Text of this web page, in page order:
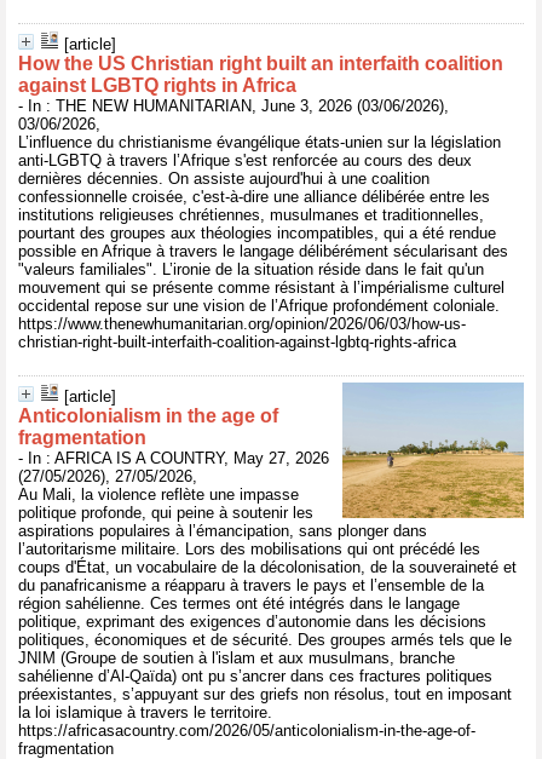
[article]
How the US Christian right built an interfaith coalition
against LGBTQ rights in Africa
- In : THE NEW HUMANITARIAN, June 3, 2026 (03/06/2026),
03/06/2026,
L’influence du christianisme évangélique états-unien sur la législation
anti-LGBTQ à travers l’Afrique s'est renforcée au cours des deux
dernières décennies. On assiste aujourd'hui à une coalition
confessionnelle croisée, c'est-à-dire une alliance délibérée entre les
institutions religieuses chrétiennes, musulmanes et traditionnelles,
pourtant des groupes aux théologies incompatibles, qui a été rendue
possible en Afrique à travers le langage délibérément sécularisant des
"valeurs familiales". L’ironie de la situation réside dans le fait qu'un
mouvement qui se présente comme résistant à l’impérialisme culturel
occidental repose sur une vision de l’Afrique profondément coloniale.
https://www.thenewhumanitarian.org/opinion/2026/06/03/how-us-
christian-right-built-interfaith-coalition-against-lgbtq-rights-africa
[article]
Anticolonialism in the age of
fragmentation
- In : AFRICA IS A COUNTRY, May 27, 2026
(27/05/2026), 27/05/2026,
Au Mali, la violence reflète une impasse
politique profonde, qui peine à soutenir les
aspirations populaires à l’émancipation, sans plonger dans
l’autoritarisme militaire. Lors des mobilisations qui ont précédé les
coups d'État, un vocabulaire de la décolonisation, de la souveraineté et
du panafricanisme a réapparu à travers le pays et l’ensemble de la
région sahélienne. Ces termes ont été intégrés dans le langage
politique, exprimant des exigences d’autonomie dans les décisions
politiques, économiques et de sécurité. Des groupes armés tels que le
JNIM (Groupe de soutien à l'islam et aux musulmans, branche
sahélienne d’Al-Qaïda) ont pu s’ancrer dans ces fractures politiques
préexistantes, s’appuyant sur des griefs non résolus, tout en imposant
la loi islamique à travers le territoire.
https://africasacountry.com/2026/05/anticolonialism-in-the-age-of-
fragmentation